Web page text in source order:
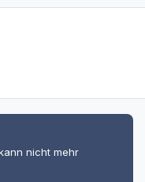
nicht mehr